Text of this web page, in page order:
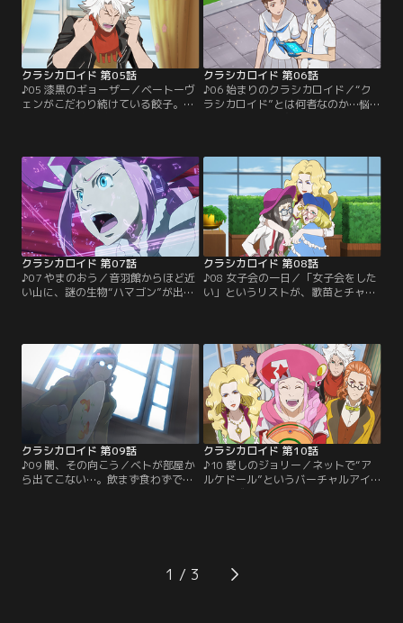
く“さみしがりやおばけ、ドンちゃ
ん”、そして謎の美女リッちゃんい
わく“チョッちゃん”！？【提供：バ
ンダイチャンネル】
とベトを探しさまようシューベル
ト。そして彼の周囲に巻き起こる事
件。【提供：バンダイチャンネル】
クラシカロイド 第05話
♪05 漆黒のギョーザー／ベートーヴ
ェンがこだわり続けている餃子。今
べた“漆黒のハーモニー”だと言う。
音羽館の面々は見かねてベトに協力
することに。一方、歌苗に電話がか
かってくる。それは、彼女の父“響
吾”から返して欲しい物があるので
受け取りに行く、と…。【提供：バ
ンダイチャンネル】
クラシカロイド 第06話
♪06 始まりのクラシカロイド／“ク
ラシカロイド”とは何者なのか…悩む
であればその正体を知っているは
ず…と、歌苗は父を問いただす。一
方、歌苗のために借金返済を計画す
るクラシカロイド一同だったが、結
果的に歌苗を怒らせてしまう。つい
に歌苗は…。【提供：バンダイチャ
ンネル】
クラシカロイド 第07話
♪07 やまのおう／音羽館からほど近
い山に、謎の生物“ハマゴン”が出
はつかの間の平穏を満喫していた。
そんな中突如、館にハマゴンが現れ
る！謎の生物を追って山に向かう音
羽館の面々。【提供：バンダイチャ
ンネル】
クラシカロイド 第08話
♪08 女子会の一日／「女子会をした
い」というリストが、歌苗とチャイ
とやりたい放題。たまたまその場に
居合わせた奏助は、こっそりとその
後を追っていくが、ぶっちゃけトー
クに花を咲かせる女子たちと反し
て、だんだんと精神的ダメージを負
っていく…。【提供：バンダイチャ
ンネル】
クラシカロイド 第09話
♪09 闇、その向こう／ベトが部屋か
ら出てこない…。飲まず食わずで過
にみんな期待を寄せるが、なんと弾
き方は知らないと言う…。そこで奏
クラシカロイド 第10話
♪10 愛しのジョリー／ネットで“ア
ルケドール”というバーチャルアイ
ドル作成アプリを発見したショパ
クを発動！人格を持ったジョリーは
ショパンの意思とは関係なく曲をア
1